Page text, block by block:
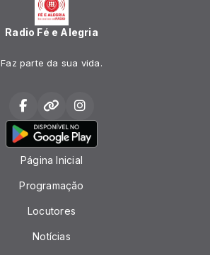
Radio Fé e Alegria
Faz parte da sua vida.
Página Inicial
Programação
Locutores
Notícias